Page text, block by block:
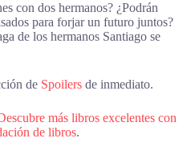
con dos hermanos? ¿Podrán
para forjar un futuro juntos?
de los hermanos Santiago se
de Spoilers de inmediato.
más libros excelentes con
de libros.